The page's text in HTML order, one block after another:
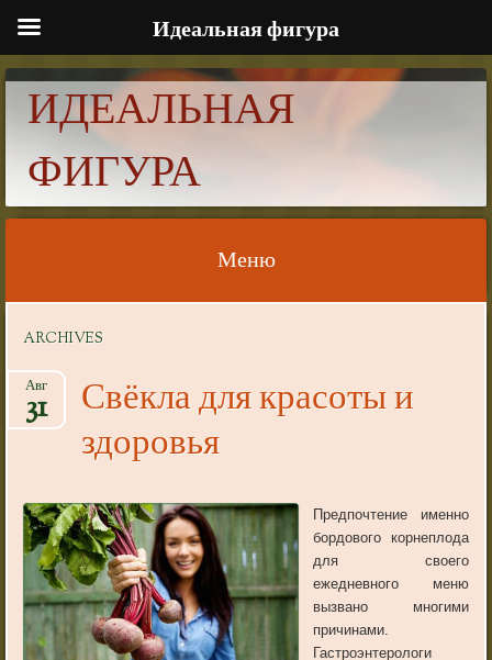
ИДЕАЛЬНАЯ
ФИГУРА
Меню
ARCHIVES
Свёкла для красоты и
здоровья
Авг
31
Предпочтение именно
бордового корнеплода
для своего
ежедневного меню
вызвано многими
причинами.
Гастроэнтерологи
Идеальная фигура